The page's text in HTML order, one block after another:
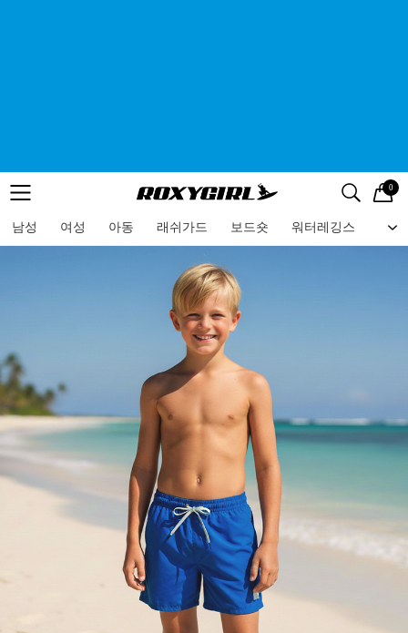
메뉴 검색
로고 0
남성 여성 아동 래쉬가드 보드숏 워터레깅스 비
메뉴